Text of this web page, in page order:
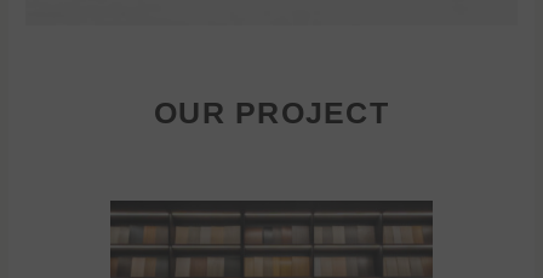
OUR PROJECT